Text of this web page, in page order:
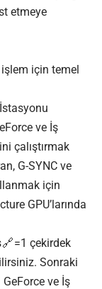
etmeye
için temel
ve İş
çalıştırmak
G-SYNC ve
için
GPU’larında
=1 çekirdek
Sonraki
ve İş